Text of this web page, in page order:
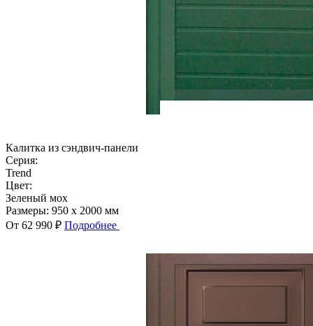
Калитка из сэндвич-панели
Серия:
Trend
Цвет:
Зеленый мох
Размеры: 950 x 2000 мм
От 62 990 ₽ Подробнее